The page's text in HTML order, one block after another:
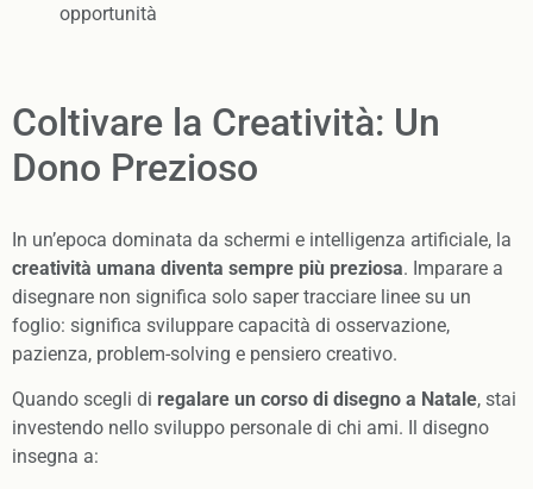
opportunità
Coltivare la Creatività: Un
Dono Prezioso
In un’epoca dominata da schermi e intelligenza artificiale, la
creatività umana diventa sempre più preziosa. Imparare a
disegnare non significa solo saper tracciare linee su un
foglio: significa sviluppare capacità di osservazione,
pazienza, problem-solving e pensiero creativo.
Quando scegli di regalare un corso di disegno a Natale, stai
investendo nello sviluppo personale di chi ami. Il disegno
insegna a: